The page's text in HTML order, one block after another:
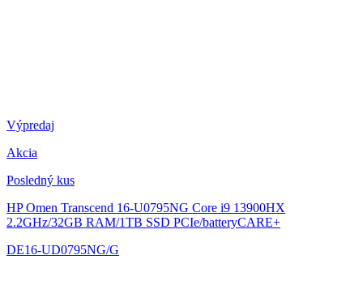
Výpredaj
Akcia
Posledný kus
HP Omen Transcend 16-U0795NG Core i9 13900HX
2.2GHz/32GB RAM/1TB SSD PCIe/batteryCARE+
DE16-UD0795NG/G